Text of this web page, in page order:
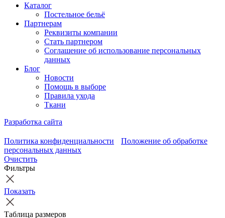
Каталог
Постельное бельё
Партнерам
Реквизиты компании
Стать партнером
Соглашение об использование персональных
данных
Блог
Новости
Помощь в выборе
Правила ухода
Ткани
Разработка сайта
Политика конфиденциальности
Положение об обработке
персональных данных
Очистить
Фильтры
Показать
Таблица размеров